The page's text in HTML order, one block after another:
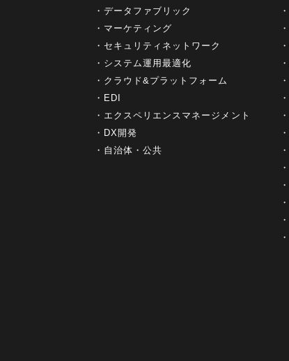
データファブリック
マーケティング
セキュリティネットワーク
システム運用最適化
クラウド&プラットフォーム
EDI
エクスペリエンスマネージメント
DX開発
自治体・公共